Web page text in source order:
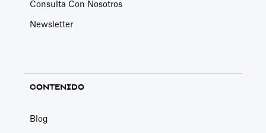
Consulta Con Nosotros
Newsletter
CONTENIDO
Blog